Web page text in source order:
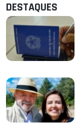
DESTAQUES